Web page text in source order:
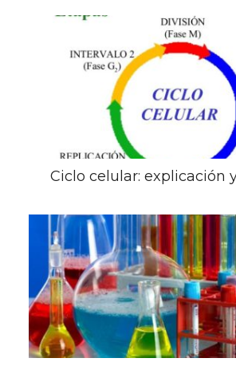
Ciclo celular: explicación